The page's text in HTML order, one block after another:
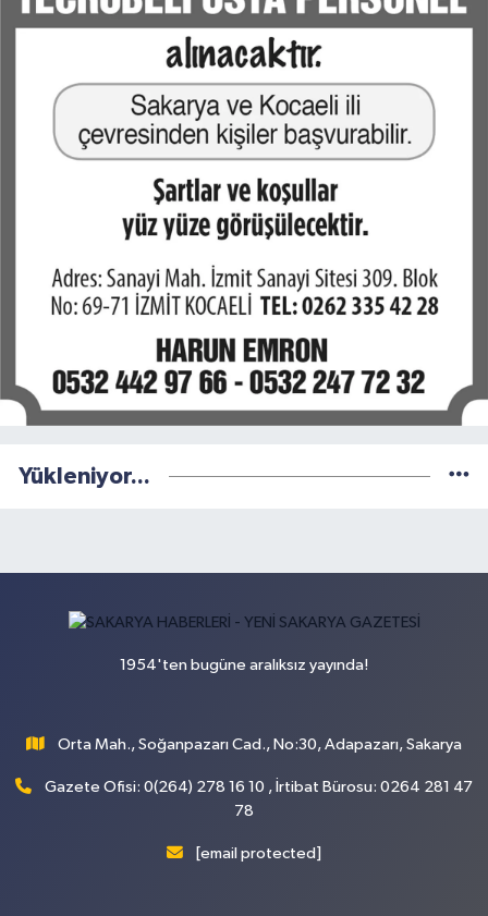
Yükleniyor...
1954'ten bugüne aralıksız yayında!
Orta Mah., Soğanpazarı Cad., No:30, Adapazarı, Sakarya
Gazete Ofisi: 0(264) 278 16 10 , İrtibat Bürosu: 0264 281 47
78
[email protected]